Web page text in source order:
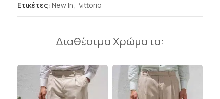
Ετικέτες: New In , Vittorio
Διαθέσιμα Χρώματα: